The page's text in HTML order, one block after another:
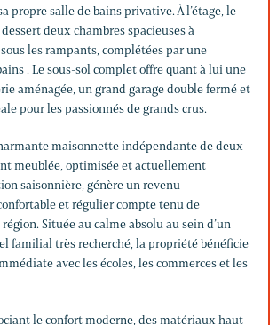
propre salle de bains privative. À l’étage, le
deux chambres spacieuses à
les rampants, complétées par une
. Le sous-sol complet offre quant à lui une
aménagée, un grand garage double fermé et
pour les passionnés de grands crus.
maisonnette indépendante de deux
meublée, optimisée et actuellement
saisonnière, génère un revenu
et régulier compte tenu de
Située au calme absolu au sein d’un
familial très recherché, la propriété bénéficie
avec les écoles, les commerces et les
le confort moderne, des matériaux haut